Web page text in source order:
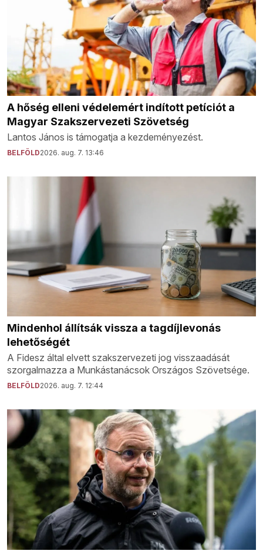
A hőség elleni védelemért indított petíciót a
Magyar Szakszervezeti Szövetség
Lantos János is támogatja a kezdeményezést.
BELFÖLD2026. aug. 7. 13:46
Mindenhol állítsák vissza a tagdíjlevonás
lehetőségét
A Fidesz által elvett szakszervezeti jog visszaadását
szorgalmazza a Munkástanácsok Országos Szövetsége.
BELFÖLD2026. aug. 7. 12:44